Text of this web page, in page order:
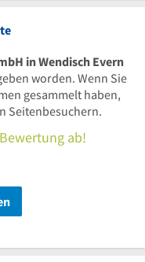
in Wendisch Evern
worden. Wenn Sie
gesammelt haben,
Seitenbesuchern.
ab!